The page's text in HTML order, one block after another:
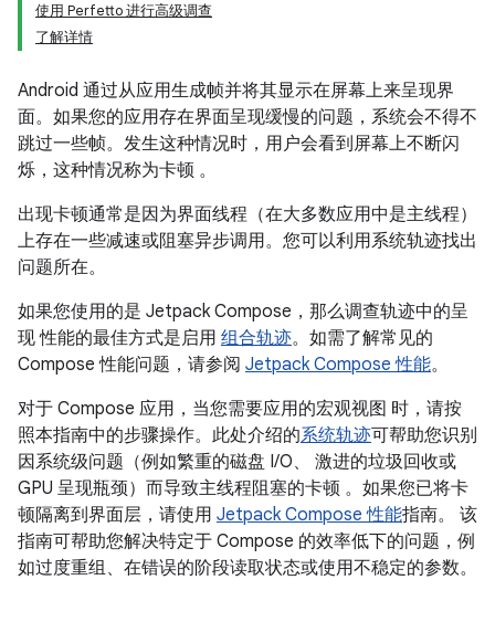
使用 Perfetto 进行高级调查
了解详情
Android 通过从应用生成帧并将其显示在屏幕上来呈现界
面。如果您的应用存在界面呈现缓慢的问题，系统会不得不
跳过一些帧。发生这种情况时，用户会看到屏幕上不断闪
烁，这种情况称为卡顿 。
出现卡顿通常是因为界面线程（在大多数应用中是主线程）
上存在一些减速或阻塞异步调用。您可以利用系统轨迹找出
问题所在。
如果您使用的是 Jetpack Compose，那么调查轨迹中的呈
现 性能的最佳方式是启用 组合轨迹。如需了解常见的
Compose 性能问题，请参阅 Jetpack Compose 性能。
对于 Compose 应用，当您需要应用的宏观视图 时，请按
照本指南中的步骤操作。此处介绍的系统轨迹可帮助您识别
因系统级问题（例如繁重的磁盘 I/O、 激进的垃圾回收或
GPU 呈现瓶颈）而导致主线程阻塞的卡顿 。如果您已将卡
顿隔离到界面层，请使用 Jetpack Compose 性能指南。 该
指南可帮助您解决特定于 Compose 的效率低下的问题，例
如过度重组、在错误的阶段读取状态或使用不稳定的参数。